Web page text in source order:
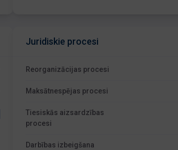
Juridiskie procesi
Reorganizācijas procesi
Maksātnespējas procesi
Tiesiskās aizsardzības
procesi
Darbības izbeigšana